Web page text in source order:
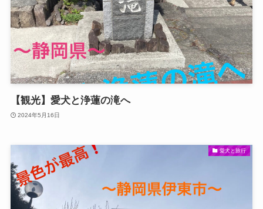
【観光】愛犬と浄蓮の滝へ
2024年5月16日
愛犬と旅行